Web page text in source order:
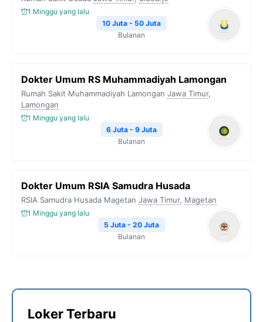
1 Minggu yang lalu
10 Juta - 50 Juta
Bulanan
Dokter Umum RS Muhammadiyah Lamongan
Rumah Sakit Muhammadiyah Lamongan Jawa Timur,
Lamongan
1 Minggu yang lalu
6 Juta - 9 Juta
Bulanan
Dokter Umum RSIA Samudra Husada
RSIA Samudra Husada Magetan Jawa Timur, Magetan
1 Minggu yang lalu
5 Juta - 20 Juta
Bulanan
Loker Terbaru